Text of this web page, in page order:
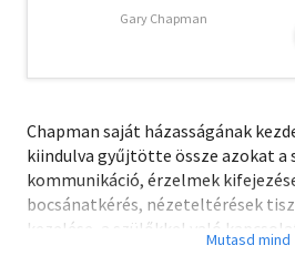
Gary Chapman
Chapman saját házasságának
kiindulva gyűjtötte össze azokat
kommunikáció, érzelmek
bocsánatkérés, nézeteltérések
kezelése, a szülőkkel való
szexuális beteljesülés, a